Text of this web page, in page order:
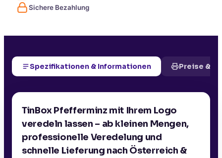
Sichere Bezahlung
Spezifikationen & Informationen Preise &
TinBox Pfefferminz mit Ihrem Logo
veredeln lassen – ab kleinen Mengen,
professionelle Veredelung und
schnelle Lieferung nach Österreich &